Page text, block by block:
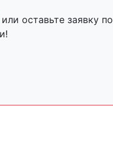
или оставьте заявку по